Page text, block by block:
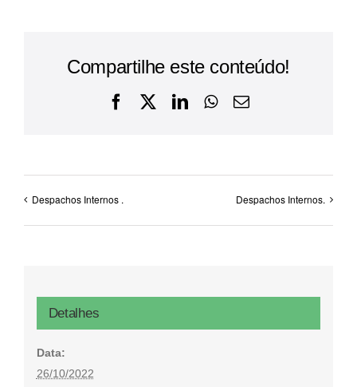
Compartilhe este conteúdo!
Facebook
X LinkedInWhatsApp
E-
Despachos Internos . Despachos Internos.
Detalhes
Data:
26/10/2022